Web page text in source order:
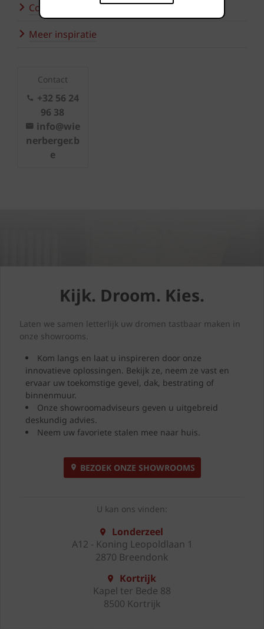
Contacteer ons
Meer inspiratie
Contact
+32 56 24
96 38
info@wie
nerberger.b
e
Kijk. Droom. Kies.
Laten we samen letterlijk uw dromen tastbaar maken in
onze showrooms.
Kom langs en laat u inspireren door onze
innovatieve oplossingen. Bekijk ze, neem ze vast en
ervaar uw toekomstige gevel, dak, bestrating of
binnenmuur.
Onze showroomadviseurs geven u uitgebreid
deskundig advies.
Neem uw favoriete stalen mee naar huis.
BEZOEK ONZE SHOWROOMS
U kan ons vinden:
Londerzeel
A12 - Koning Leopoldlaan 1
2870 Breendonk
Kortrijk
Kapel ter Bede 88
8500 Kortrijk